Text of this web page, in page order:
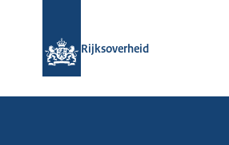
Rijksoverheid